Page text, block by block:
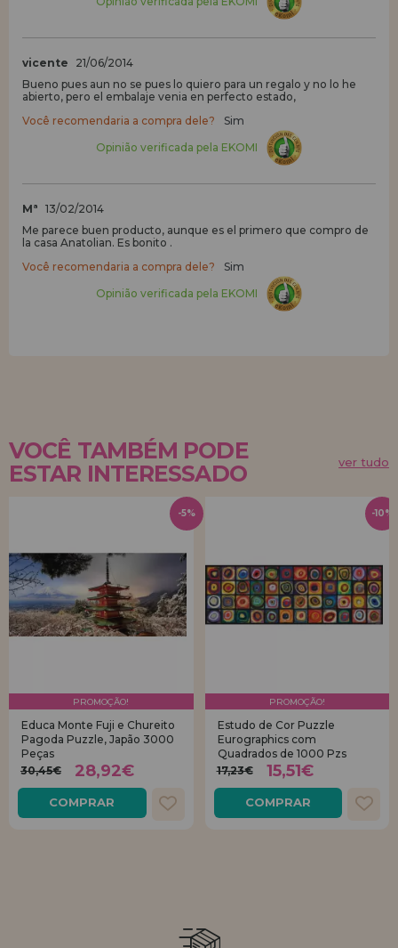
vicente
21/06/2014
Bueno pues aun no se pues lo quiero para un regalo y no lo he
abierto, pero el embalaje venia en perfecto estado,
Você recomendaria a compra dele?
Sim
Opinião verificada pela EKOMI
Mª 13/02/2014
Me parece buen producto, aunque es el primero que compro de
la casa Anatolian. Es bonito .
Você recomendaria a compra dele?
Sim
Opinião verificada pela EKOMI
VOCÊ TAMBÉM PODE
ESTAR INTERESSADO
ver tudo
PROMOÇÃO!
Educa Monte Fuji e Chureito
Pagoda Puzzle, Japão 3000
Peças
30,45€
28,92€
COMPRAR
-5%
PROMOÇÃO!
Estudo de Cor Puzzle
Eurographics com
Quadrados de 1000 Pzs
17,23€
15,51€
COMPRAR
-10%